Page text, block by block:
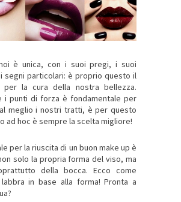
è unica, con i suoi pregi, i suoi
segni particolari: è proprio questo il
la cura della nostra bellezza.
i punti di forza è fondamentale per
meglio i nostri tratti, è per questo
ad hoc è sempre la scelta migliore!
per la riuscita di un buon make up è
solo la propria forma del viso, ma
della bocca. Ecco come
in base alla forma! Pronta a